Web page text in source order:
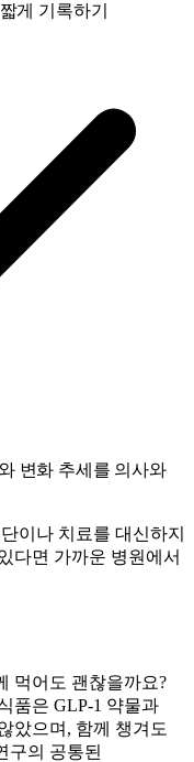
게 기록하기
변화 추세를 의사와
이나 치료를 대신하지
다면 가까운 병원에서
먹어도 괜찮을까요?
품은 GLP-1 약물과
았으며, 함께 챙겨도
구의 공통된